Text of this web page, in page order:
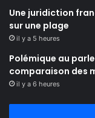
Une juridiction
sur une plage
il y a 5 heures
Polémique au
comparaison des
il y a 6 heures